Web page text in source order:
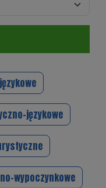
językowe
wypoczynkowe